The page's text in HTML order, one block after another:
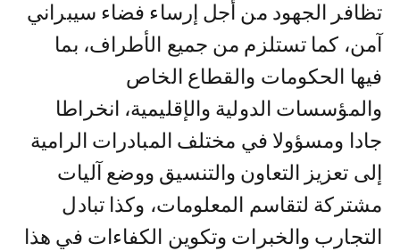
تظافر الجهود من أجل إرساء فضاء سيبراني
آمن، كما تستلزم من جميع الأطراف، بما
فيها الحكومات والقطاع الخاص
والمؤسسات الدولية والإقليمية، انخراطا
جادا ومسؤولا في مختلف المبادرات الرامية
إلى تعزيز التعاون والتنسيق ووضع آليات
مشتركة لتقاسم المعلومات، وكذا تبادل
التجارب والخبرات وتكوين الكفاءات في هذا